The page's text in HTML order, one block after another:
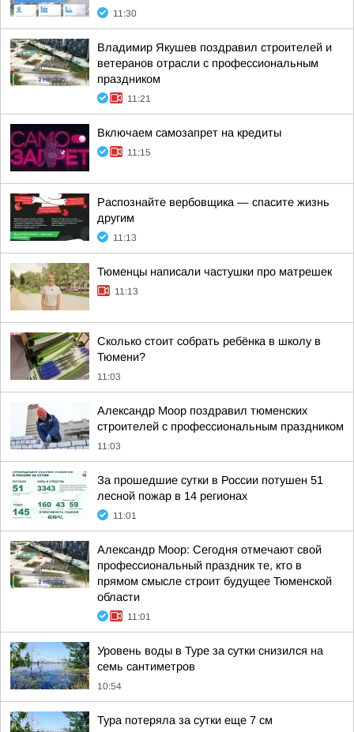
11:30
Владимир Якушев поздравил строителей и
ветеранов отрасли с профессиональным
праздником
11:21
Включаем самозапрет на кредиты
11:15
Распознайте вербовщика — спасите жизнь
другим
11:13
Тюменцы написали частушки про матрешек
11:13
Сколько стоит собрать ребёнка в школу в
Тюмени?
11:03
Александр Моор поздравил тюменских
строителей с профессиональным праздником
11:03
За прошедшие сутки в России потушен 51
лесной пожар в 14 регионах
11:01
Александр Моор: Сегодня отмечают свой
профессиональный праздник те, кто в
прямом смысле строит будущее Тюменской
области
11:01
Уровень воды в Туре за сутки снизился на
семь сантиметров
10:54
Тура потеряла за сутки еще 7 см